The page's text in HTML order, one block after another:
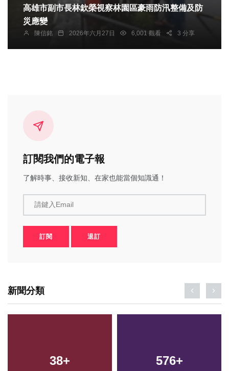
高雄市副市長林欽榮視察林園區豪雨防汛整備及防
災應變
陳信銘 2026年六月27日 6,001 觀看 3 分享
訂閱我們的電子報
了解時事、接收新知、在家也能當個知識通！
請鍵入Email
訂閱 退訂
新聞分類
38+ 576+